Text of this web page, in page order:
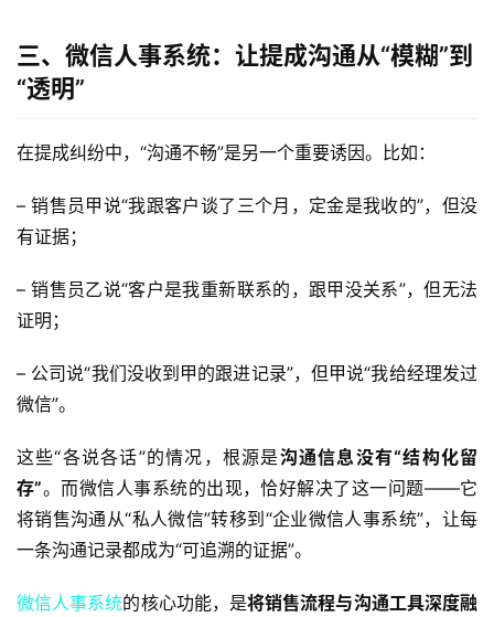
三、微信人事系统：让提成沟通从“模糊”到
“透明”
在提成纠纷中，“沟通不畅”是另一个重要诱因。比如：
– 销售员甲说“我跟客户谈了三个月，定金是我收的”，但没
有证据；
– 销售员乙说“客户是我重新联系的，跟甲没关系”，但无法
证明；
– 公司说“我们没收到甲的跟进记录”，但甲说“我给经理发过
微信”。
这些“各说各话”的情况，根源是沟通信息没有“结构化留
存”。而微信人事系统的出现，恰好解决了这一问题——它
将销售沟通从“私人微信”转移到“企业微信人事系统”，让每
一条沟通记录都成为“可追溯的证据”。
微信人事系统的核心功能，是将销售流程与沟通工具深度融